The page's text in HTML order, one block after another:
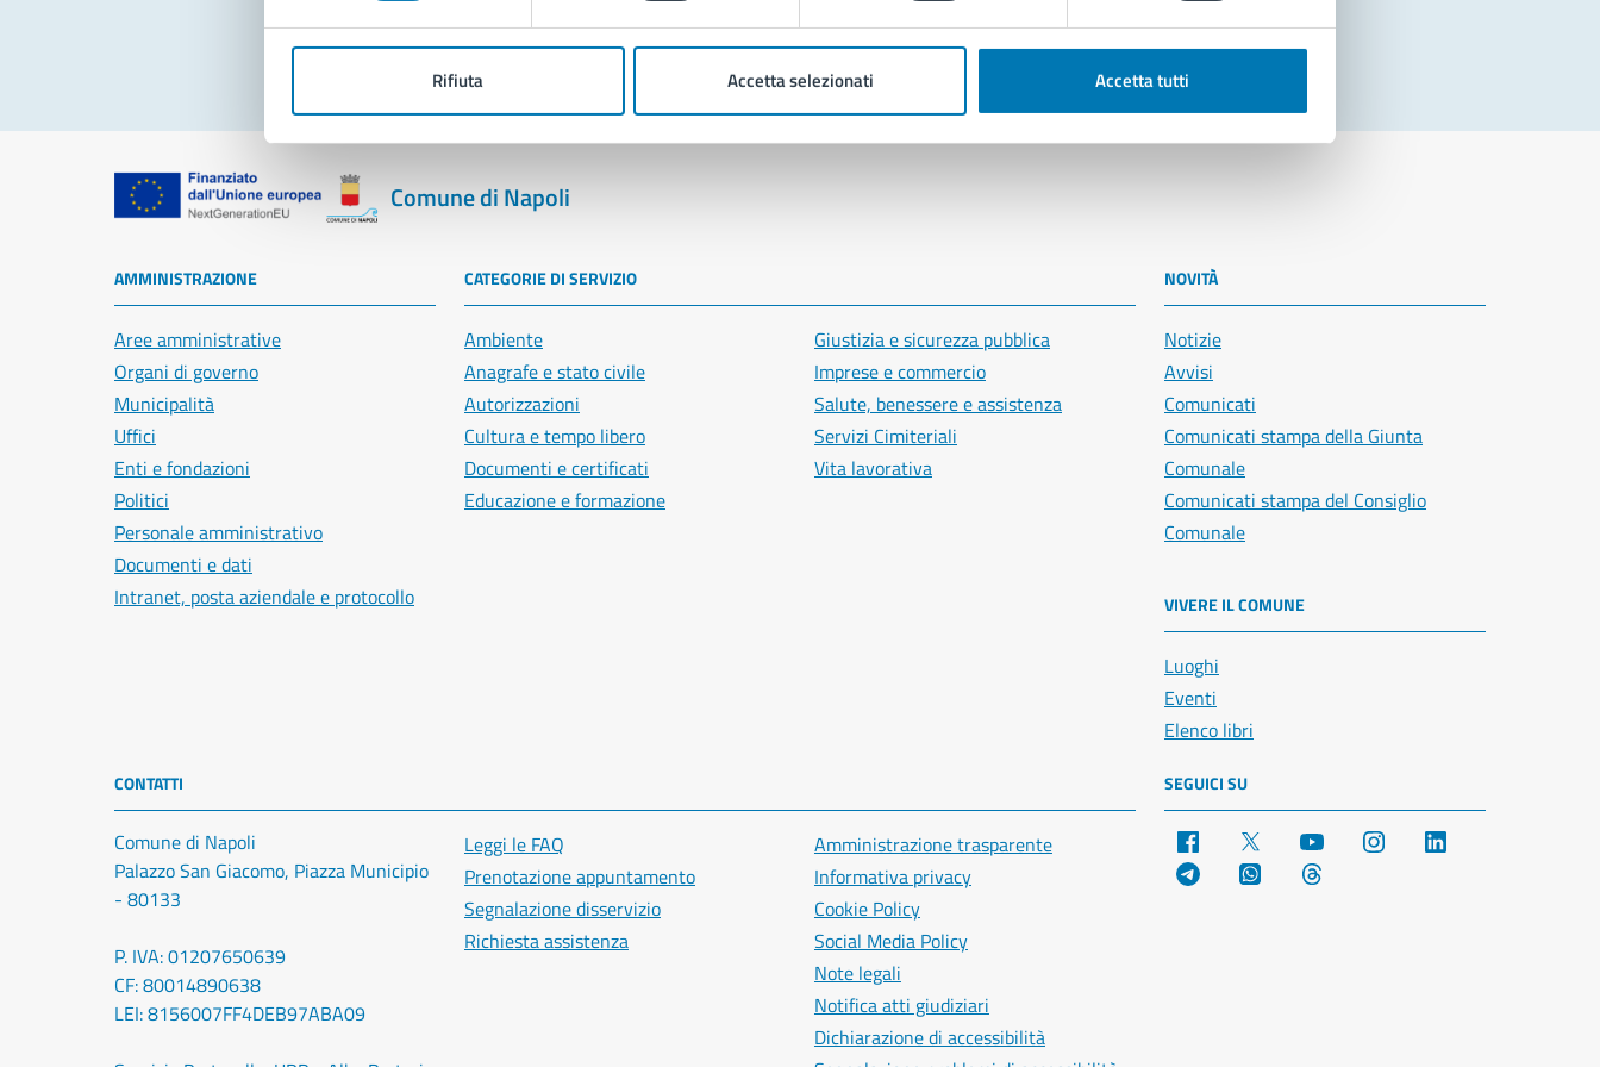
Rifiuta Accetta selezionati Accetta tutti
Segnala disservizio
Comune di Napoli
AMMINISTRAZIONE
Aree amministrative
Organi di governo
Municipalità
Uffici
Enti e fondazioni
Politici
Personale amministrativo
Documenti e dati
Intranet, posta aziendale e protocollo
CATEGORIE DI SERVIZIO
Ambiente
Anagrafe e stato civile
Autorizzazioni
Cultura e tempo libero
Documenti e certificati
Educazione e formazione
Giustizia e sicurezza pubblica
Imprese e commercio
Salute, benessere e assistenza
Servizi Cimiteriali
Vita lavorativa
NOVITÀ
Notizie
Avvisi
Comunicati
Comunicati stampa della Giunta
Comunale
Comunicati stampa del Consiglio
Comunale
VIVERE IL COMUNE
Luoghi
Eventi
Elenco libri
CONTATTI
Comune di Napoli
Palazzo San Giacomo, Piazza Municipio
- 80133
P. IVA: 01207650639
CF: 80014890638
LEI: 8156007FF4DEB97ABA09
Leggi le FAQ
Prenotazione appuntamento
Segnalazione disservizio
Richiesta assistenza
Amministrazione trasparente
Informativa privacy
Cookie Policy
Social Media Policy
Note legali
Notifica atti giudiziari
Dichiarazione di accessibilità
SEGUICI SU
Facebook YouTube Instagram
Telegram WhatsApp